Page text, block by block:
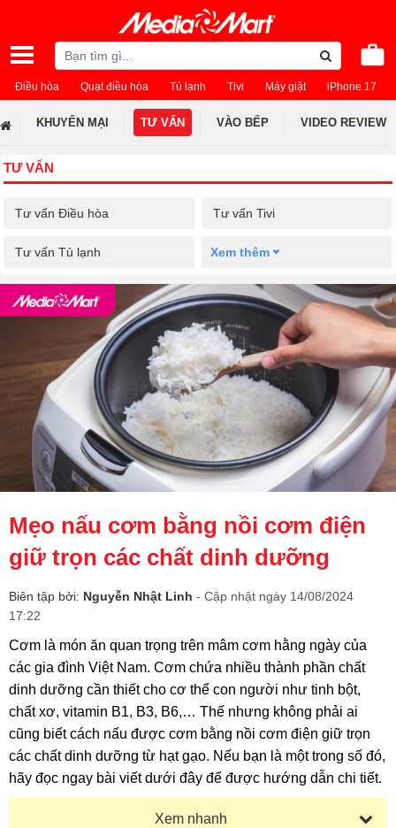
Điều hòa Quạt điều hòa Tủ lạnh Tivi Máy giặt iPhone 17
KHUYẾN MẠI TƯ VẤN VÀO BẾP VIDEO REVIEW
TƯ VẤN
Tư vấn Điều hòa Tư vấn Tivi
Tư vấn Tủ lạnh Xem thêm
Mẹo nấu cơm bằng nồi cơm điện
giữ trọn các chất dinh dưỡng
Biên tập bởi: Nguyễn Nhật Linh - Cập nhật ngày 14/08/2024
17:22
Cơm là món ăn quan trọng trên mâm cơm hằng ngày của
các gia đình Việt Nam. Cơm chứa nhiều thành phần chất
dinh dưỡng cần thiết cho cơ thể con người như tinh bột,
chất xơ, vitamin B1, B3, B6,… Thế nhưng không phải ai
cũng biết cách nấu được cơm bằng nồi cơm điện giữ trọn
các chất dinh dưỡng từ hạt gạo. Nếu bạn là một trong số đó,
hãy đọc ngay bài viết dưới đây để được hướng dẫn chi tiết.
Xem nhanh